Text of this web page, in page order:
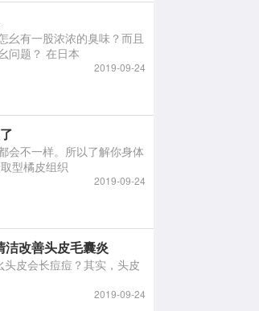
幺有一股浓浓的臭味？而且
比起汗臭，闻起来有如厕所阿摩尼亚般刺鼻浓烈，难道身体出了什幺问题？ 在日本
2019-09-24
会不一样。所以了解你身体
而产生，是相当重要的事情。 过量摄取型橘皮组织
2019-09-24
洁改善头皮毛囊炎
皮会长痘痘？其实，头皮
2019-09-24